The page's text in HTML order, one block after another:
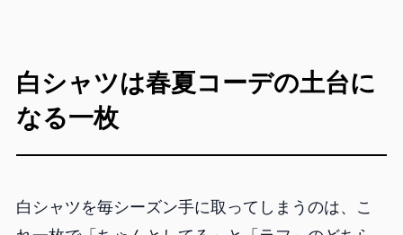
白シャツは春夏コーデの土台に
なる一枚
白シャツを毎シーズン手に取ってしまうのは、こ